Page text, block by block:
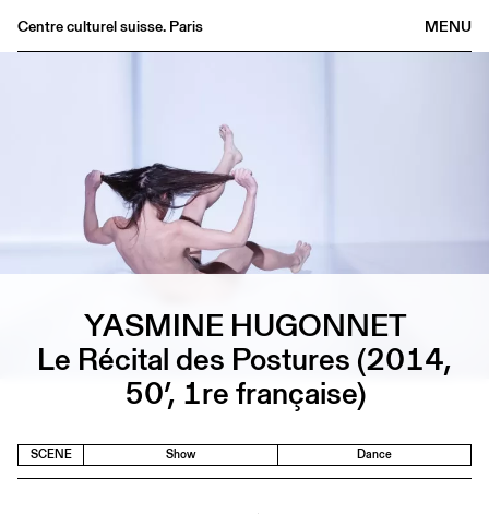
MENU
Centre culturel suisse. Paris
Publications
About
YASMINE HUGONNET
Le Récital des Postures (2014,
50’, 1re française)
SCENE Show Dance